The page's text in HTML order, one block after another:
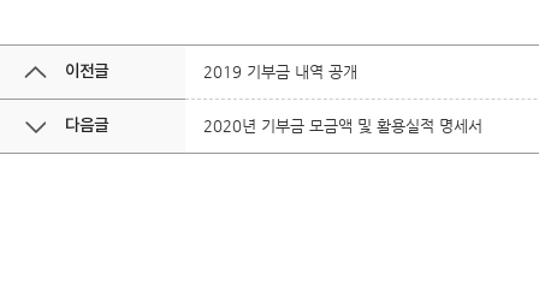
이전글 2019 기부금 내역 공개
다음글 2020년 기부금 모금액 및 활용실적 명세서